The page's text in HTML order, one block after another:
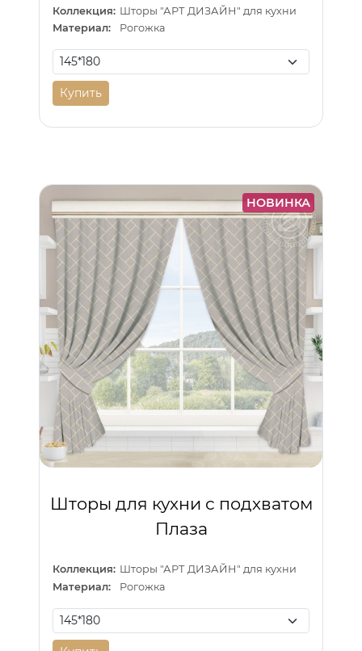
Коллекция: Шторы "АРТ ДИЗАЙН" для кухни
Материал:
Рогожка
Купить
НОВИНКА
Шторы для кухни с подхватом
Плаза
Коллекция: Шторы "АРТ ДИЗАЙН" для кухни
Материал:
Рогожка